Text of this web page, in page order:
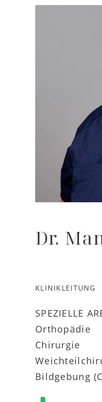
Dr.
KLINIKLEITUNG
SPEZIELLE
Orthopädie
Chirurgie
Bildgebung